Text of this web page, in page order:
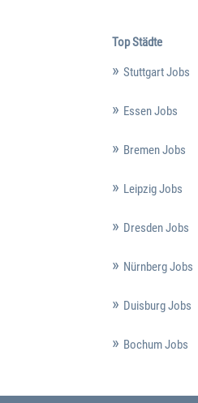
Top Städte
Stuttgart Jobs
Essen Jobs
Bremen Jobs
Leipzig Jobs
Dresden Jobs
Nürnberg Jobs
Duisburg Jobs
Bochum Jobs